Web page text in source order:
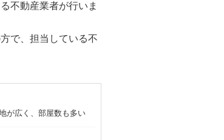
不動産業者が行いま
で、担当している不
が広く、部屋数も多い